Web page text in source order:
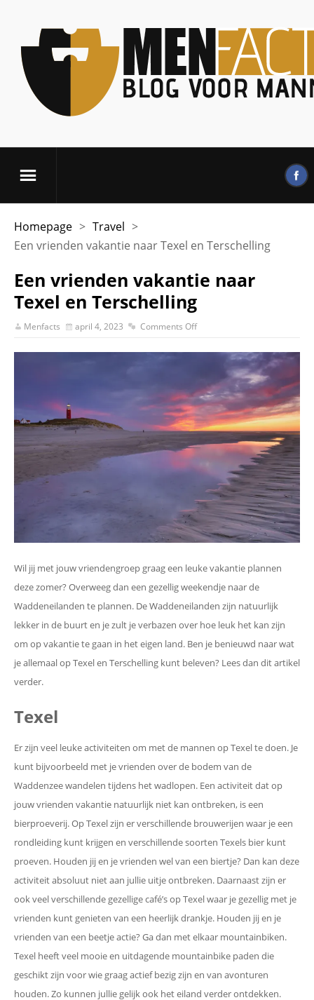
Homepage > Travel >
Een vrienden vakantie naar Texel en Terschelling
Een vrienden vakantie naar
Texel en Terschelling
Menfacts april 4, 2023 Comments Off
Wil jij met jouw vriendengroep graag een leuke vakantie plannen
deze zomer? Overweeg dan een gezellig weekendje naar de
Waddeneilanden te plannen. De Waddeneilanden zijn natuurlijk
lekker in de buurt en je zult je verbazen over hoe leuk het kan zijn
om op vakantie te gaan in het eigen land. Ben je benieuwd naar wat
je allemaal op Texel en Terschelling kunt beleven? Lees dan dit artikel
verder.
Texel
Er zijn veel leuke activiteiten om met de mannen op Texel te doen. Je
kunt bijvoorbeeld met je vrienden over de bodem van de
Waddenzee wandelen tijdens het wadlopen. Een activiteit dat op
jouw vrienden vakantie natuurlijk niet kan ontbreken, is een
bierproeverij. Op Texel zijn er verschillende brouwerijen waar je een
rondleiding kunt krijgen en verschillende soorten Texels bier kunt
proeven. Houden jij en je vrienden wel van een biertje? Dan kan deze
activiteit absoluut niet aan jullie uitje ontbreken. Daarnaast zijn er
ook veel verschillende gezellige café’s op Texel waar je gezellig met je
vrienden kunt genieten van een heerlijk drankje. Houden jij en je
vrienden van een beetje actie? Ga dan met elkaar mountainbiken.
Texel heeft veel mooie en uitdagende mountainbike paden die
geschikt zijn voor wie graag actief bezig zijn en van avonturen
houden. Zo kunnen jullie gelijk ook het eiland verder ontdekken.